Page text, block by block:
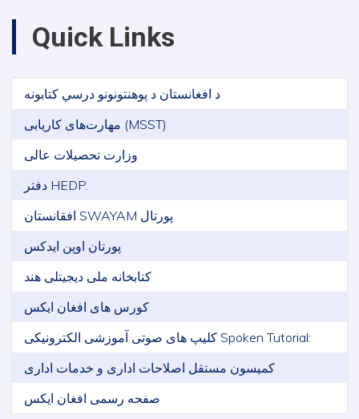
Quick Links
د افغانستان د پوهنتونونو درسي کتابونه
مهارت‌های کاریابی (MSST)
وزارت تحصیلات عالی
دفتر HEDP.
افقانستان SWAYAM پورتال
پورتان اوپن ایدکس
کتابخانه ملی دیجیتلی هند
کورس های افغان ایکس
کلیپ های صوتی آموزشی الکترونیکی Spoken Tutorial:
کمیسون مستقل اصلاحات اداری و خدمات اداری
صفحه رسمی افغان ایکس